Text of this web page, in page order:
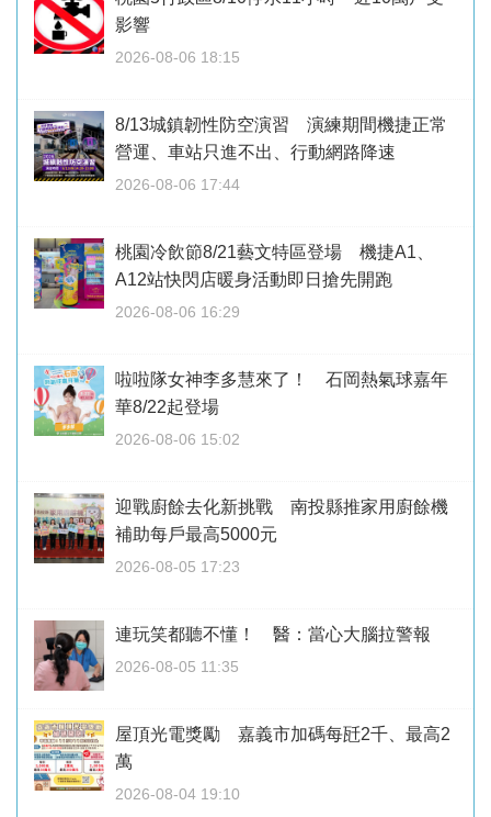
影響
2026-08-06 18:15
8/13城鎮韌性防空演習 演練期間機捷正常
營運、車站只進不出、行動網路降速
2026-08-06 17:44
桃園冷飲節8/21藝文特區登場 機捷A1、
A12站快閃店暖身活動即日搶先開跑
2026-08-06 16:29
啦啦隊女神李多慧來了！ 石岡熱氣球嘉年
華8/22起登場
2026-08-06 15:02
迎戰廚餘去化新挑戰 南投縣推家用廚餘機
補助每戶最高5000元
2026-08-05 17:23
連玩笑都聽不懂！ 醫：當心大腦拉警報
2026-08-05 11:35
屋頂光電獎勵 嘉義市加碼每瓩2千、最高2
萬
2026-08-04 19:10